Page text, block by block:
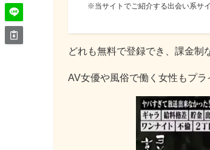
※当サイトでご紹介する出会い系サ
どれも無料で登録でき、課金制
AV女優や風俗で働く女性もプラ